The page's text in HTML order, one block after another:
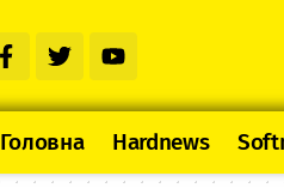
Головна Hardnews